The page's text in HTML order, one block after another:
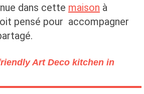
dans cette maison à
pensé pour accompagner
Art Deco kitchen in